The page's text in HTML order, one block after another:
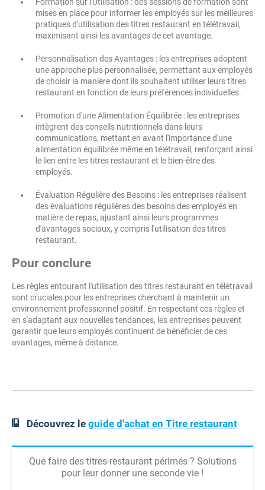
mises en place pour informer les employés sur les meilleures
pratiques d'utilisation des titres restaurant en télétravail,
maximisant ainsi les avantages de cet avantage.
Personnalisation des Avantages : les entreprises adoptent
une approche plus personnalisée, permettant aux employés
de choisir la manière dont ils souhaitent utiliser leurs titres
restaurant en fonction de leurs préférences individuelles.
Promotion d'une Alimentation Équilibrée : les entreprises
intègrent des conseils nutritionnels dans leurs
communications, mettant en avant l'importance d'une
alimentation équilibrée même en télétravail, renforçant ainsi
le lien entre les titres restaurant et le bien-être des
employés.
Évaluation Régulière des Besoins : les entreprises réalisent
des évaluations régulières des besoins des employés en
matière de repas, ajustant ainsi leurs programmes
d'avantages sociaux, y compris l'utilisation des titres
restaurant.
Pour conclure
Les règles entourant l'utilisation des titres restaurant en télétravail
sont cruciales pour les entreprises cherchant à maintenir un
environnement professionnel positif. En respectant ces règles et
en s'adaptant aux nouvelles tendances, les entreprises peuvent
garantir que leurs employés continuent de bénéficier de ces
avantages, même à distance.
Découvrez leguide d'achat en Titre restaurant
Que faire des titres-restaurant périmés ? Solutions
pour leur donner une seconde vie !